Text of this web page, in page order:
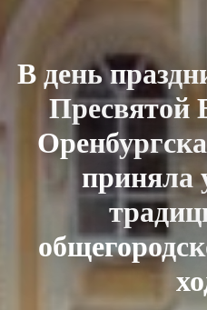
В день
Пресвятой
приняла